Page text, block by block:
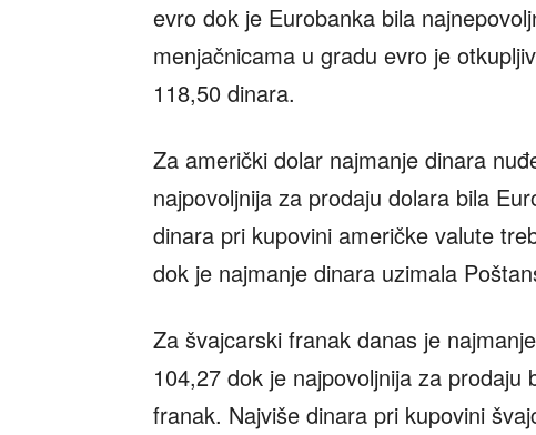
evro dok je Eurobanka bila
menjačnicama u gradu evro je
118,50 dinara.
Za američki dolar najmanje dinara
najpovoljnija za prodaju dolara bila
dinara pri kupovini američke valute
dok je najmanje dinara uzimala
Za švajcarski franak danas je
104,27 dok je najpovoljnija za
franak. Najviše dinara pri kupovini